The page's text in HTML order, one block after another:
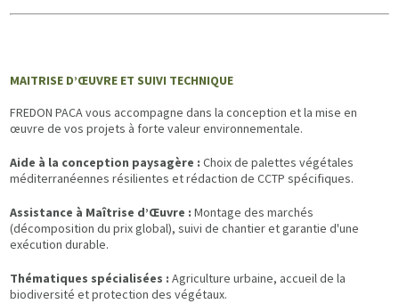
MAITRISE D’ŒUVRE ET SUIVI TECHNIQUE
FREDON PACA vous accompagne dans la conception et la mise en
œuvre de vos projets à forte valeur environnementale.
Aide à la conception paysagère : Choix de palettes végétales
méditerranéennes résilientes et rédaction de CCTP spécifiques.
Assistance à Maîtrise d’Œuvre : Montage des marchés
(décomposition du prix global), suivi de chantier et garantie d'une
exécution durable.
Thématiques spécialisées : Agriculture urbaine, accueil de la
biodiversité et protection des végétaux.